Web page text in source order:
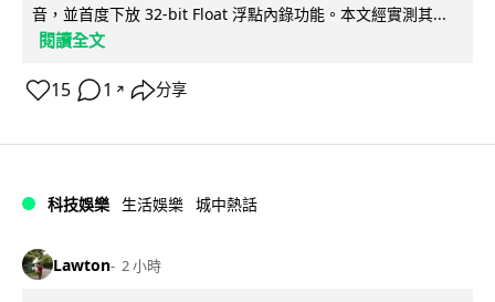
音，並首度下放 32-bit Float 浮點內錄功能。本文經實測其...
閱讀全文
15 1 ↗ 分享
科技娛樂 生活娛樂 城中熱話
Lawton 2 小時